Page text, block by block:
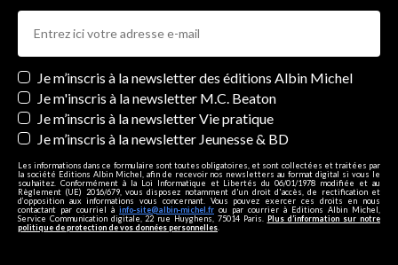
Newsletters
Je m’inscris à la newsletter des éditions Albin Michel
Je m'inscris à la newsletter M.C. Beaton
Je m’inscris à la newsletter Vie pratique
Je m’inscris à la newsletter Jeunesse & BD
Les informations dans ce formulaire sont toutes obligatoires, et sont collectées et traitées par
la société Editions Albin Michel, afin de recevoir nos newsletters au format digital si vous le
souhaitez. Conformément à la Loi Informatique et Libertés du 06/01/1978 modifiée et au
Règlement (UE) 2016/679, vous disposez notamment d'un droit d'accès, de rectification et
d’opposition aux informations vous concernant. Vous pouvez exercer ces droits en nous
contactant par courriel à info-site@albin-michel.fr ou par courrier à Editions Albin Michel,
Service Communication digitale, 22 rue Huyghens, 75014 Paris. Plus d’information sur notre
politique de protection de vos données personnelles.